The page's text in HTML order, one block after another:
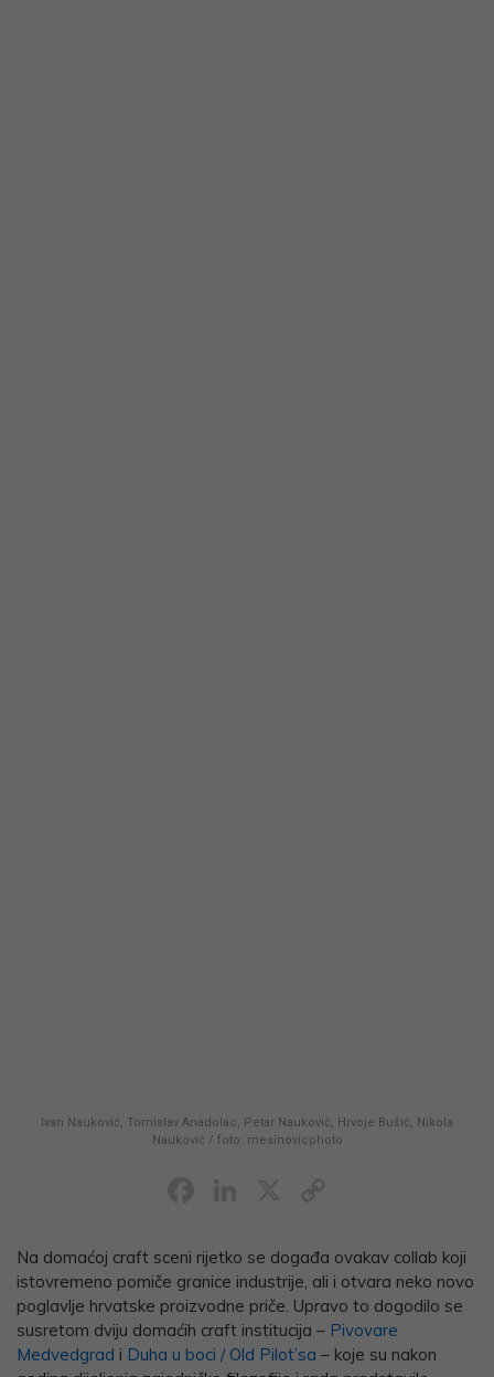
Ivan Nauković, Tomislav Anadolac, Petar Nauković, Hrvoje Bušić, Nikola
Nauković / foto: mesinovicphoto
Na domaćoj craft sceni rijetko se događa ovakav collab koji
istovremeno pomiče granice industrije, ali i otvara neko novo
poglavlje hrvatske proizvodne priče. Upravo to dogodilo se
susretom dviju domaćih craft institucija – Pivovare
Medvedgrad i Duha u boci / Old Pilot’sa – koje su nakon